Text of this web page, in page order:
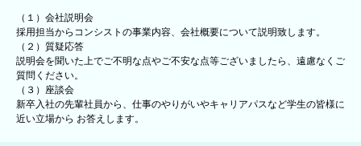
（１）会社説明会
採用担当からコンシストの事業内容、会社概要について説明致します。
（２）質疑応答
説明会を聞いた上でご不明な点やご不安な点等ございましたら、遠慮なくご
質問ください。
（３）座談会
新卒入社の先輩社員から、仕事のやりがいやキャリアパスなど学生の皆様に
近い立場から お答えします。